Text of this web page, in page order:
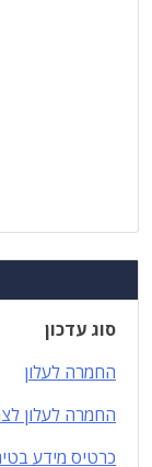
סוג עדכון
החמרה לעלון
החמרה לעלון
כרטיס מידע